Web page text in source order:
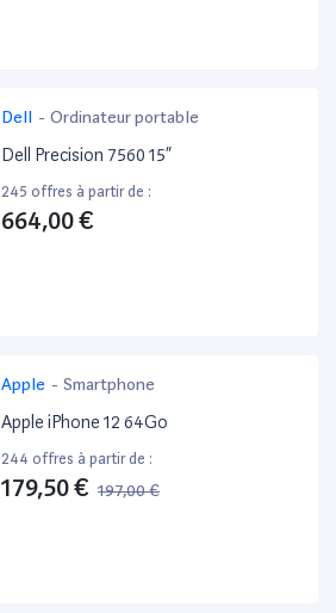
Dell - Ordinateur portable
Dell Precision 7560 15”
245 offres à partir de :
664,00 €
Apple - Smartphone
Apple iPhone 12 64Go
244 offres à partir de :
179,50 € 197,00 €